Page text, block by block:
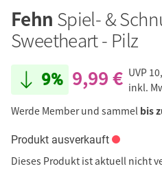
Fehn Spiel- &
Sweetheart - Pilz
9% 9,99 € UVP
inkl.
Werde Member und sammel bis
Produkt ausverkauft
Dieses Produkt ist aktuell nicht